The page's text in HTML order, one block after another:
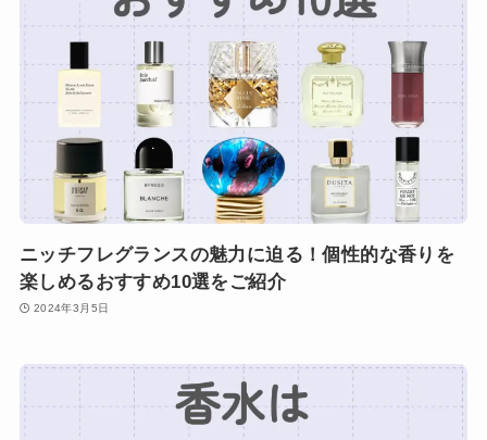
ニッチフレグランスの魅力に迫る！個性的な香りを
楽しめるおすすめ10選をご紹介
2024年3月5日